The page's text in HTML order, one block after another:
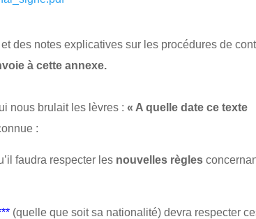
des notes explicatives sur les procédures de
à cette annexe.
nous brulait les lèvres :« A quelle date ce texte
:
faudra respecter les nouvelles règles
(quelle que soit sa nationalité) devra respecter